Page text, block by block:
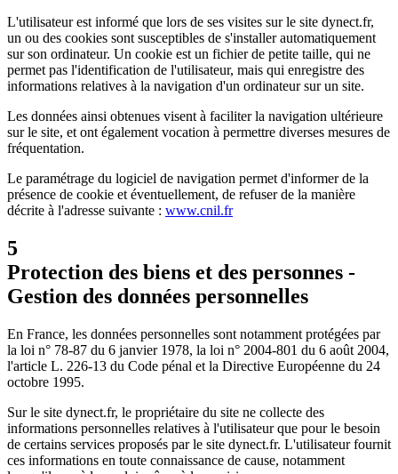
L'utilisateur est informé que lors de ses visites sur le site dynect.fr,
un ou des cookies sont susceptibles de s'installer automatiquement
sur son ordinateur. Un cookie est un fichier de petite taille, qui ne
permet pas l'identification de l'utilisateur, mais qui enregistre des
informations relatives à la navigation d'un ordinateur sur un site.
Les données ainsi obtenues visent à faciliter la navigation ultérieure
sur le site, et ont également vocation à permettre diverses mesures de
fréquentation.
Le paramétrage du logiciel de navigation permet d'informer de la
présence de cookie et éventuellement, de refuser de la manière
décrite à l'adresse suivante : www.cnil.fr
5
Protection des biens et des personnes -
Gestion des données personnelles
En France, les données personnelles sont notamment protégées par
la loi n° 78-87 du 6 janvier 1978, la loi n° 2004-801 du 6 août 2004,
l'article L. 226-13 du Code pénal et la Directive Européenne du 24
octobre 1995.
Sur le site dynect.fr, le propriétaire du site ne collecte des
informations personnelles relatives à l'utilisateur que pour le besoin
de certains services proposés par le site dynect.fr. L'utilisateur fournit
ces informations en toute connaissance de cause, notamment